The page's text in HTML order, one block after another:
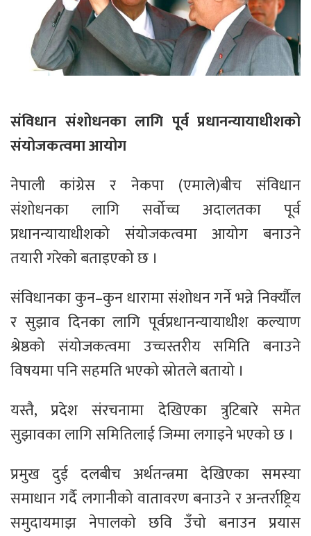
संविधान संशोधनका लागि पूर्व प्रधानन्यायाधीशको
संयोजकत्वमा आयोग
नेपाली कांग्रेस र नेकपा (एमाले)बीच संविधान
संशोधनका लागि सर्वोच्च अदालतका पूर्व
प्रधानन्यायाधीशको संयोजकत्वमा आयोग बनाउने
तयारी गरेको बताइएको छ ।
संविधानका कुन–कुन धारामा संशोधन गर्ने भन्ने निर्क्यौल
र सुझाव दिनका लागि पूर्वप्रधानन्यायाधीश कल्याण
श्रेष्ठको संयोजकत्वमा उच्चस्तरीय समिति बनाउने
विषयमा पनि सहमति भएको स्रोतले बतायो ।
यस्तै, प्रदेश संरचनामा देखिएका त्रुटिबारे समेत
सुझावका लागि समितिलाई जिम्मा लगाइने भएको छ ।
प्रमुख दुई दलबीच अर्थतन्त्रमा देखिएका समस्या
समाधान गर्दै लगानीको वातावरण बनाउने र अन्तर्राष्ट्रिय
समुदायमाझ नेपालको छवि उँचो बनाउन प्रयास